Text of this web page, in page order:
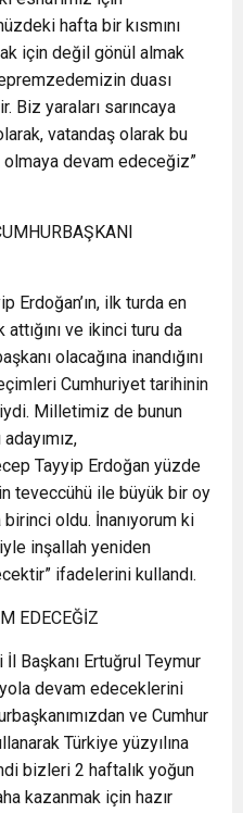
hafta bir kısmını
için değil gönül almak
duası
Biz yaraları sarıncaya
vatandaş olarak bu
devam edeceğiz”
Erdoğan’ın, ilk turda en
ve ikinci turu da
olacağına inandığını
Cumhuriyet tarihinin
Milletimiz de bunun
Tayyip Erdoğan yüzde
teveccühü ile büyük bir oy
oldu. İnanıyorum ki
inşallah yeniden
ifadelerini kullandı.
EDECEĞİZ
Başkanı Ertuğrul Teymur
devam edeceklerini
ve Cumhur
Türkiye yüzyılına
bizleri 2 haftalık yoğun
kazanmak için hazır